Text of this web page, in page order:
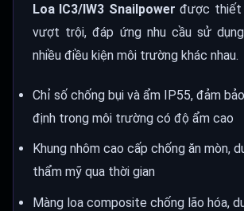
Loa IC3/IW3 Snailpower được thiết
vượt trội, đáp ứng nhu cầu sử
nhiều điều kiện môi trường khác nhau.
Chỉ số chống bụi và ẩm IP55, đảm
định trong môi trường có độ ẩm cao
Khung nhôm cao cấp chống ăn mòn,
thẩm mỹ qua thời gian
Màng loa composite chống lão hóa,